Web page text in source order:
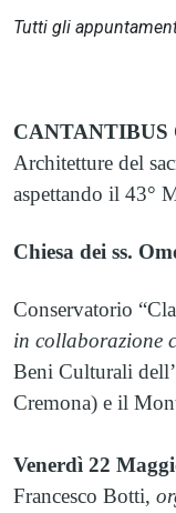
Tutti gli
CANTANTIBUS
Architetture del
aspettando il 43°
Chiesa dei ss.
Conservatorio
in collaborazione
Beni Culturali
Cremona) e il
Venerdì 22
Francesco Botti,